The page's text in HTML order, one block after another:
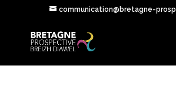
communication@bretagne-